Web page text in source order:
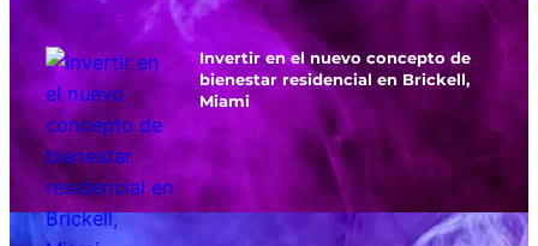
Invertir en el nuevo concepto de
bienestar residencial en Brickell,
Miami